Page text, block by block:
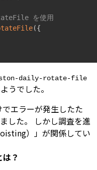
を使用
({
daily-rotate-file
うでした。
エラーが発生したた
した。 しかし調査を進
）」が関係してい
？